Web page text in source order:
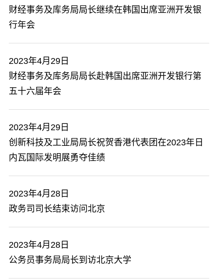
财经事务及库务局局长继续在韩国出席亚洲开发银
行年会
2023年4月29日
财经事务及库务局局长赴韩国出席亚洲开发银行第
五十六届年会
2023年4月29日
创新科技及工业局局长祝贺香港代表团在2023年日
内瓦国际发明展勇夺佳绩
2023年4月28日
政务司司长结束访问北京
2023年4月28日
公务员事务局局长到访北京大学